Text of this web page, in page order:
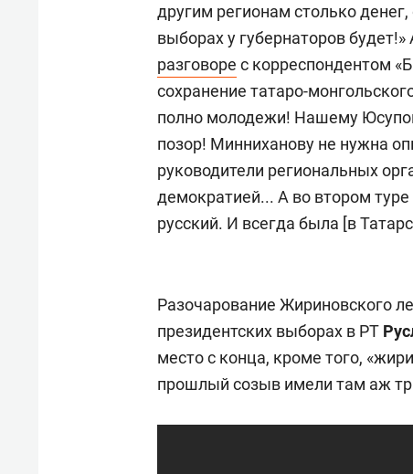
другим регионам столько
выборах у губернаторов
разговоре с корреспондентом
сохранение татаро-
полно молодежи! Нашему
позор! Минниханову не нужна
руководители региональных
демократией... А во втором
русский. И всегда была [в
Разочарование Жириновского
президентских выборах в РТ
место с конца, кроме того,
прошлый созыв имели там аж